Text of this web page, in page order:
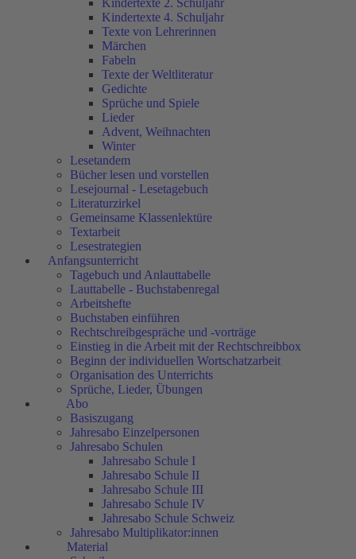
Kindertexte 2. Schuljahr
Kindertexte 4. Schuljahr
Texte von Lehrerinnen
Märchen
Fabeln
Texte der Weltliteratur
Gedichte
Sprüche und Spiele
Lieder
Advent, Weihnachten
Winter
Lesetandem
Bücher lesen und vorstellen
Lesejournal - Lesetagebuch
Literaturzirkel
Gemeinsame Klassenlektüre
Textarbeit
Lesestrategien
Anfangsunterricht
Tagebuch und Anlauttabelle
Lauttabelle - Buchstabenregal
Arbeitshefte
Buchstaben einführen
Rechtschreibgespräche und -vorträge
Einstieg in die Arbeit mit der Rechtschreibbox
Beginn der individuellen Wortschatzarbeit
Organisation des Unterrichts
Sprüche, Lieder, Übungen
Abo
Basiszugang
Jahresabo Einzelpersonen
Jahresabo Schulen
Jahresabo Schule I
Jahresabo Schule II
Jahresabo Schule III
Jahresabo Schule IV
Jahresabo Schule Schweiz
Jahresabo Multiplikator:innen
Material